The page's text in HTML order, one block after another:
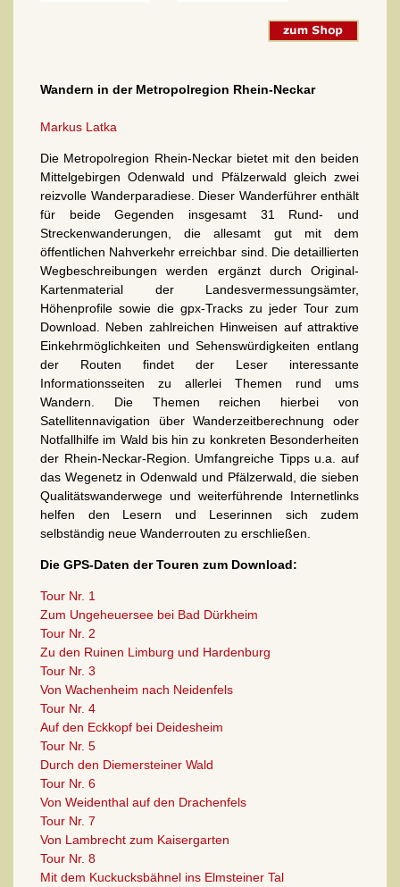
Wandern in der Metropolregion Rhein-Neckar
Markus Latka
Die Metropolregion Rhein-Neckar bietet mit den beiden
Mittelgebirgen Odenwald und Pfälzerwald gleich zwei
reizvolle Wanderparadiese. Dieser Wanderführer enthält
für beide Gegenden insgesamt 31 Rund- und
Streckenwanderungen, die allesamt gut mit dem
öffentlichen Nahverkehr erreichbar sind. Die detaillierten
Wegbeschreibungen werden ergänzt durch Original-
Kartenmaterial der Landesvermessungsämter,
Höhenprofile sowie die gpx-Tracks zu jeder Tour zum
Download. Neben zahlreichen Hinweisen auf attraktive
Einkehrmöglichkeiten und Sehenswürdigkeiten entlang
der Routen findet der Leser interessante
Informationsseiten zu allerlei Themen rund ums
Wandern. Die Themen reichen hierbei von
Satellitennavigation über Wanderzeitberechnung oder
Notfallhilfe im Wald bis hin zu konkreten Besonderheiten
der Rhein-Neckar-Region. Umfangreiche Tipps u.a. auf
das Wegenetz in Odenwald und Pfälzerwald, die sieben
Qualitätswanderwege und weiterführende Internetlinks
helfen den Lesern und Leserinnen sich zudem
selbständig neue Wanderrouten zu erschließen.
Die GPS-Daten der Touren zum Download:
Tour Nr. 1
Zum Ungeheuersee bei Bad Dürkheim
Tour Nr. 2
Zu den Ruinen Limburg und Hardenburg
Tour Nr. 3
Von Wachenheim nach Neidenfels
Tour Nr. 4
Auf den Eckkopf bei Deidesheim
Tour Nr. 5
Durch den Diemersteiner Wald
Tour Nr. 6
Von Weidenthal auf den Drachenfels
Tour Nr. 7
Von Lambrecht zum Kaisergarten
Tour Nr. 8
Mit dem Kuckucksbähnel ins Elmsteiner Tal